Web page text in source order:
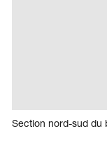
Section nord-sud du